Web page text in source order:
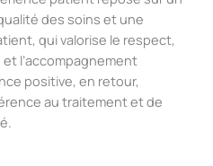
des soins et une
qui valorise le respect,
l’accompagnement
positive, en retour,
au traitement et de